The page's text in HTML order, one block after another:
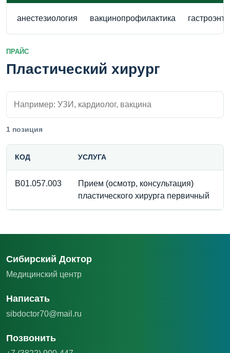
анестезиология вакцинопрофилактика
ПРАЙС
Пластический хирург
Поиск внутри прайса
1 позиция
КОД УСЛУГА
B01.057.003
Прием (осмотр, консультация)
пластического хирурга первичный
Сибирский Доктор
Медицинский центр
Написать
sibdoctor70@mail.ru
Позвонить